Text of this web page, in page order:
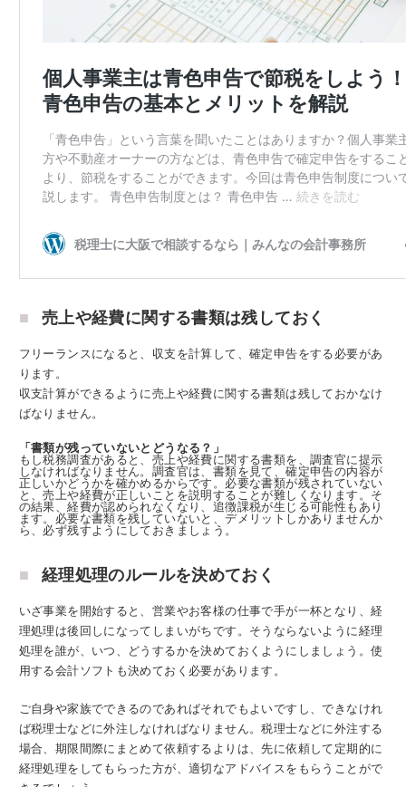
売上や経費に関する書類は残しておく
フリーランスになると、収支を計算して、確定申告をする必要があ
ります。
収支計算ができるように売上や経費に関する書類は残しておかなけ
ばなりません。
「書類が残っていないとどうなる？」
もし税務調査があると、売上や経費に関する書類を、調査官に提示
しなければなりません。調査官は、書類を見て、確定申告の内容が
正しいかどうかを確かめるからです。必要な書類が残されていない
と、売上や経費が正しいことを説明することが難しくなります。そ
の結果、経費が認められなくなり、追徴課税が生じる可能性もあり
ます。必要な書類を残していないと、デメリットしかありませんか
ら、必ず残すようにしておきましょう。
経理処理のルールを決めておく
いざ事業を開始すると、営業やお客様の仕事で手が一杯となり、経
理処理は後回しになってしまいがちです。そうならないように 経理
処理を誰が、いつ、どうするかを決めておく ようにしましょう。使
用する会計ソフトも決めておく必要があります。
ご自身や家族でできるのであればそれでもよいですし、できなけれ
ば税理士などに外注しなければなりません。税理士などに外注する
場合、期限間際にまとめて依頼するよりは、先に依頼して定期的に
経理処理をしてもらった方が、適切なアドバイスをもらうことがで